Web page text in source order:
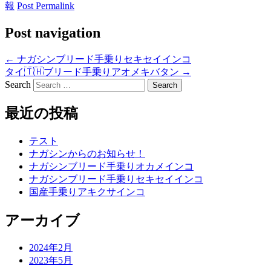
報 Post Permalink
Post navigation
← ナガシンブリード手乗りセキセイインコ
タイ🇹🇭ブリード手乗りアオメキバタン →
Search
最近の投稿
テスト
ナガシンからのお知らせ！
ナガシンブリード手乗りオカメインコ
ナガシンブリード手乗りセキセイインコ
国産手乗りアキクサインコ
アーカイブ
2024年2月
2023年5月